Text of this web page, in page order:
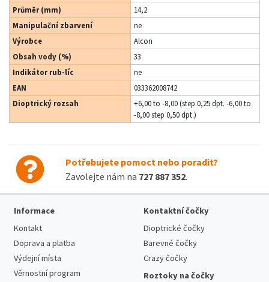
Průměr (mm)
14,2
Manipulační zbarvení
ne
Výrobce
Alcon
Obsah vody (%)
33
Indikátor rub-líc
ne
EAN
033362008742
Dioptrický rozsah
+6,00 to -8,00 (step 0,25 dpt. -6,00 to
-8,00 step 0,50 dpt.)
Potřebujete pomoct nebo poradit?
Zavolejte nám na 727 887 352.
Informace
Kontakt
Doprava a platba
Výdejní místa
Věrnostní program
Kontaktní čočky
Dioptrické čočky
Barevné čočky
Crazy čočky
Roztoky na čočky